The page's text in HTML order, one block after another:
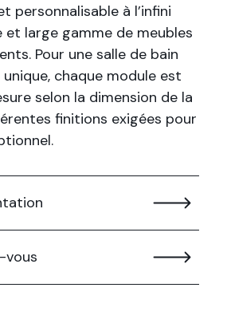
personnalisable à l’infini
et large gamme de meubles
Pour une salle de bain
chaque module est
selon la dimension de la
finitions exigées pour
vous